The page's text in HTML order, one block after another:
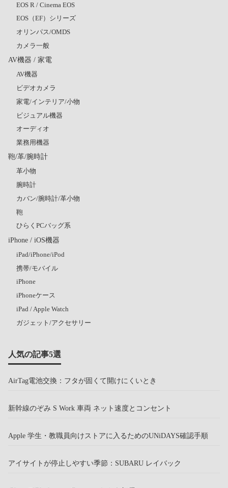
EOS R / Cinema EOS
EOS（EF）シリーズ
オリンパス/OMDS
カメラ一般
AV機器 / 家電
AV機器
ビデオカメラ
家電/インテリア/小物
ビジュアル機器
オーディオ
業務用機器
鞄/革/腕時計
革小物
腕時計
カバン/腕時計/革小物
鞄
ひらくPCバッグ系
iPhone / iOS機器
iPad/iPhone/iPod
携帯/モバイル
iPhone
iPhoneケース
iPad / Apple Watch
ガジェット/アクセサリー
人気の記事5選
AirTag電池交換：フタが固くて開けにくいとき
新幹線のぞみ S Work 車両 ネット速度とコンセント
Apple 学生・教職員向けストアに入るためのUNiDAYS確認手順
アイサイトが停止しやすい季節：SUBARU レイバック